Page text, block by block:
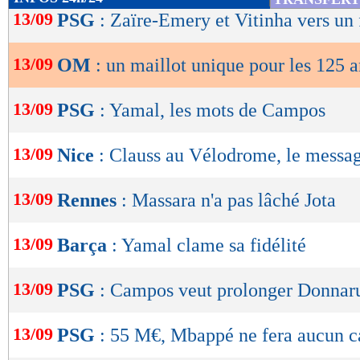
de
OK
13/09 PSG : Zaïre-Emery et Vitinha vers
13/09 OM : un maillot unique pour les 125
13/09 PSG : Yamal, les mots de Campos
13/09 Nice : Clauss au Vélodrome, le
13/09 Rennes : Massara n'a pas lâché Jota
13/09 Barça : Yamal clame sa fidélité
13/09 PSG : Campos veut prolonger
13/09 PSG : 55 M€, Mbappé ne fera aucun